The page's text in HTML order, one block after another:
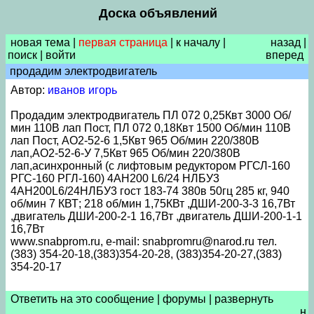
Доска объявлений
новая тема первая страница к началу
поиск
войти
назад
вперед
продадим электродвигатель
Автор: иванов игорь
Продадим электродвигатель ПЛ 072 0,25Квт 3000 Об/
мин 110В лап Пост, ПЛ 072 0,18Квт 1500 Об/мин 110В
лап Пост, АО2-52-6 1,5Квт 965 Об/мин 220/380В
лап,АО2-52-6-У 7,5Квт 965 Об/мин 220/380В
лап,асинхронный (с лифтовым редуктором РГСЛ-160
РГС-160 РГЛ-160) 4AH200 L6/24 НЛБУ3
4АН200L6/24НЛБУ3 гост 183-74 380в 50гц 285 кг, 940
об/мин 7 КВТ; 218 об/мин 1,75КВт ,ДШИ-200-3-3 16,7Вт
,двигатель ДШИ-200-2-1 16,7Вт ,двигатель ДШИ-200-1-1
16,7Вт
www.snabprom.ru, e-mail: snabpromru@narod.ru тел.
(383) 354-20-18,(383)354-20-28, (383)354-20-27,(383)
354-20-17
Ответить на это сообщение форумы
развернуть
н